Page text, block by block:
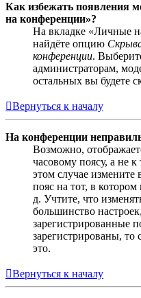
Как избежать появления
на конференции»?
На вкладке «Личные
найдёте опцию
конференции.
администраторам,
остальных вы будете
Вернуться к началу
На конференции
Возможно,
часовому поясу, а не
этом случае измените
пояс на тот, в
д. Учтите, что
большинство
зарегистрированные
зарегистрированы, то
это.
Вернуться к началу